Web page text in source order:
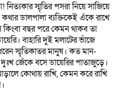
নিত্যকার স্মৃতির পসরা নিয়ে সাজিয়ে
ডালপালা ব্যক্তিকেই এঁকে রাখে
বছর পরে কেমন থাকব তা
বাহারি দুই মলাটের ভাঁজে
স্মৃতিকাতর মানুষ। কত মান-
দুঃখ জেঁকে বসে ডায়েরির পাতাজুড়ে।
কোথায় রাখি, কেমন করে রাখি